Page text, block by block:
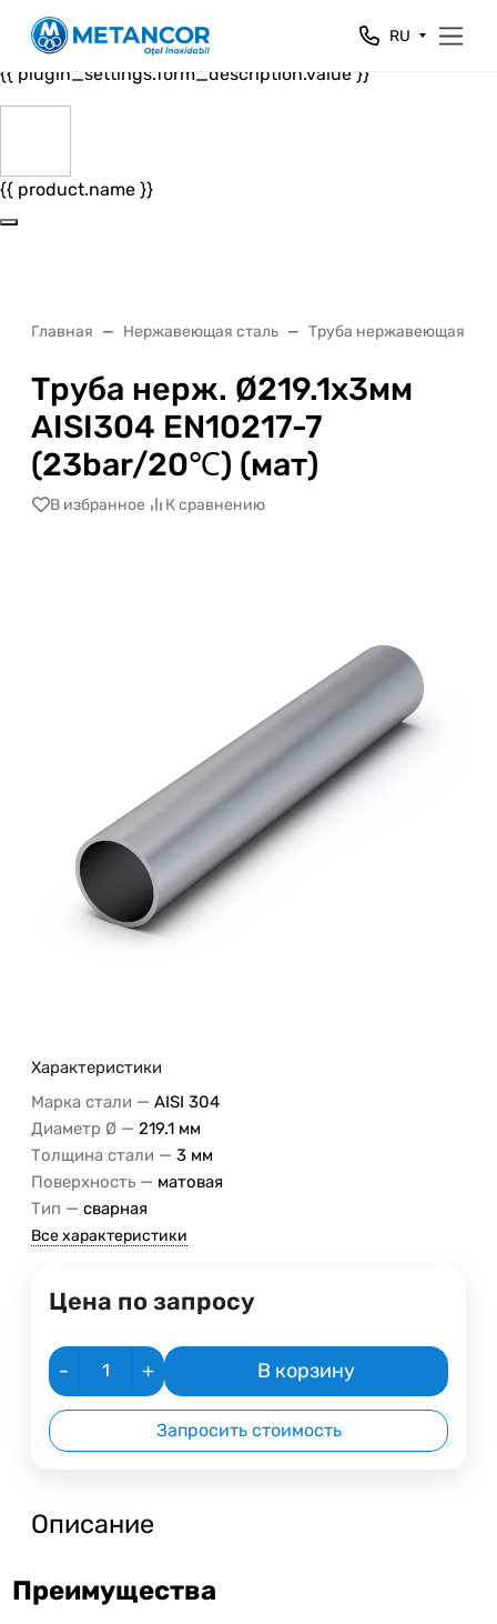
Close
{{ plugin_settings.form_header.value }}
{{ plugin_settings.form_description.value }}
{{ product.name }}
RU
Главная Нержавеющая сталь Труба нержавеющая
Труба нерж. Ø219.1х3мм
AISI304 EN10217-7
(23bar/20℃) (мат)
В избранное К сравнению
Характеристики
Марка стали — AISI 304
Диаметр Ø — 219.1 мм
Толщина стали — 3 мм
Поверхность — матовая
Тип — сварная
Все характеристики
Цена по запросу
- + В корзину
Запросить стоимость
Описание
Преимущества